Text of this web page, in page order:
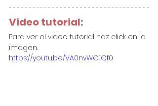
Video tutorial:
Para ver el video tutorial haz click en la
imagen.
https://youtu.be/VA0nvWO1Qf0